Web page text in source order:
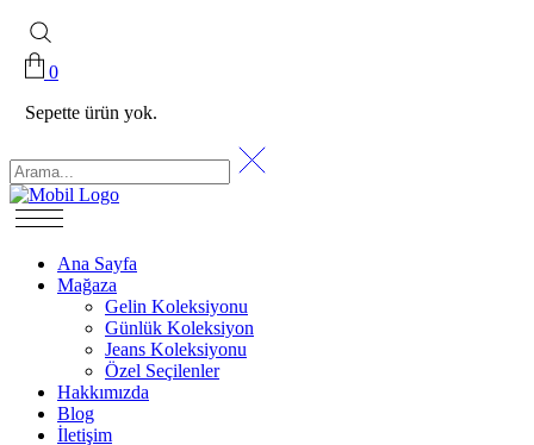
0
Sepette ürün yok.
Ana Sayfa
Mağaza
Gelin Koleksiyonu
Günlük Koleksiyon
Jeans Koleksiyonu
Özel Seçilenler
Hakkımızda
Blog
İletişim